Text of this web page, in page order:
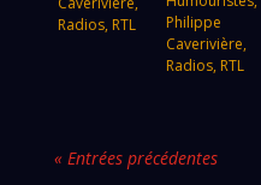
Radios, RTL
Philippe
Caverivière,
Radios, RTL
« Entrées précédentes